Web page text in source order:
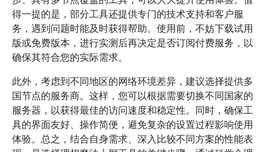
得一提的是，部分工具还提供专门的技术支持和客户服
务，遇到问题时能及时获得帮助。使用前，不妨下载试用
版或免费版本，进行实测后再决定是否订阅付费服务，以
确保其符合您的实际需求。
此外，考虑到不同地区的网络环境差异，建议选择提供多
国节点的服务商。这样，您可以根据需要切换不同国家的
服务器，以获得最佳的访问速度和稳定性。同时，确保工
具的界面友好、操作简便，避免复杂的设置过程影响使用
体验。总之，结合自身需求、深入比较不同方案的性能表